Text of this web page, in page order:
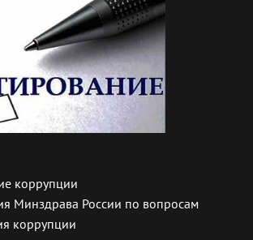
коррупции
Минздрава России по вопросам
коррупции